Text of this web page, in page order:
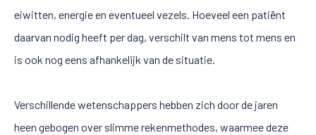
eiwitten, energie en eventueel vezels. Hoeveel een patiënt
daarvan nodig heeft per dag, verschilt van mens tot mens en
is ook nog eens afhankelijk van de situatie.
Verschillende wetenschappers hebben zich door de jaren
heen gebogen over slimme rekenmethodes, waarmee deze